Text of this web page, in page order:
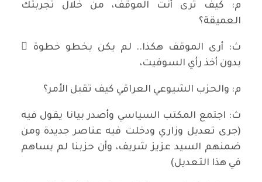
م: كيف ترى أنت الموقف، من خلال تجربتك
العميقة؟
ث: أرى الموقف هكذا.. لم يكن يخطو خطوة ً
بدون أخذ رأي السوفيت،
م: والحزب الشيوعي العراقي كيف تقبل الأمر؟
ث: اجتمع المكتب السياسي وأصدر بيانا يقول فيه
(جرى تعديل وزاري ودخلت فيه عناصر جديدة ومن
ضمنهم السيد عزيز شريف، وأن حزبنا لم يساهم
في هذا التعديل)